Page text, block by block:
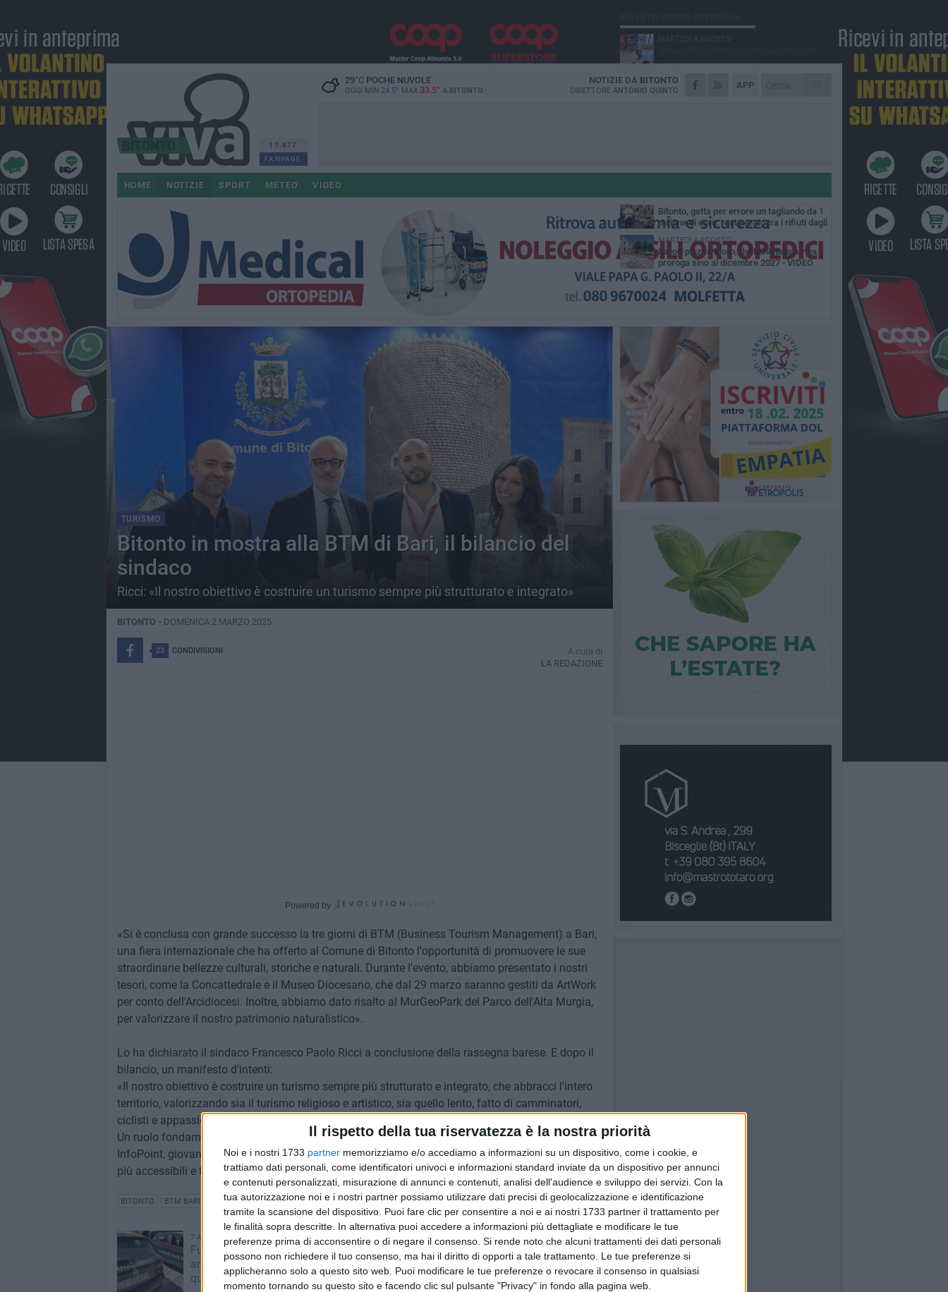
Il rispetto della tua riservatezza è la nostra priorità
Noi e i nostri 1733 partner memorizziamo e/o accediamo a informazioni su un dispositivo, come i cookie, e
trattiamo dati personali, come identificatori univoci e informazioni standard inviate da un dispositivo per annunci
e contenuti personalizzati, misurazione di annunci e contenuti, analisi dell'audience e sviluppo dei servizi. Con la
tua autorizzazione noi e i nostri partner possiamo utilizzare dati precisi di geolocalizzazione e identificazione
tramite la scansione del dispositivo. Puoi fare clic per consentire a noi e ai nostri 1733 partner il trattamento per
le finalità sopra descritte. In alternativa puoi accedere a informazioni più dettagliate e modificare le tue
preferenze prima di acconsentire o di negare il consenso. Si rende noto che alcuni trattamenti dei dati personali
possono non richiedere il tuo consenso, ma hai il diritto di opporti a tale trattamento. Le tue preferenze si
applicheranno solo a questo sito web. Puoi modificare le tue preferenze o revocare il consenso in qualsiasi
momento tornando su questo sito e facendo clic sul pulsante "Privacy" in fondo alla pagina web.
17.877
FANPAGE
29°CPOCHE NUVOLE
OGGI MIN 24.5° MAX 33.5° A BITONTO
APP
NOTIZIE DA BITONTO
DIRETTORE ANTONIO QUINTO
HOME NOTIZIE SPORT METEO VIDEO
TURISMO
Bitonto in mostra alla BTM di Bari, il bilancio del
sindaco
Ricci: «Il nostro obiettivo è costruire un turismo sempre più strutturato e integrato»
BITONTO - DOMENICA 2 MARZO 2025
23 CONDIVISIONI
A cura di
LA REDAZIONE
Powered by
«Si è conclusa con grande successo la tre giorni di BTM (Business Tourism Management) a Bari,
una fiera internazionale che ha offerto al Comune di Bitonto l'opportunità di promuovere le sue
straordinarie bellezze culturali, storiche e naturali. Durante l'evento, abbiamo presentato i nostri
tesori, come la Concattedrale e il Museo Diocesano, che dal 29 marzo saranno gestiti da ArtWork
per conto dell'Arcidiocesi. Inoltre, abbiamo dato risalto al MurGeoPark del Parco dell'Alta Murgia,
per valorizzare il nostro patrimonio naturalistico».
Lo ha dichiarato il sindaco Francesco Paolo Ricci a conclusione della rassegna barese. E dopo il
bilancio, un manifesto d'intenti:
«Il nostro obiettivo è costruire un turismo sempre più strutturato e integrato, che abbracci l'intero
territorio, valorizzando sia il turismo religioso e artistico, sia quello lento, fatto di camminatori,
ciclisti e appassionati.
Un ruolo fondamentale - ha concluso il primo cittadino - in questa visione lo gioca il nostro
InfoPoint, giovane, dinamico e al passo con i tempi, che ci aiuta a rendere le nostre risorse ancora
più accessibili e fruibili».
BITONTO BTM BARI
7 AGOSTO 2026
Furti e assalto al bancomat,
arrestato 30enne: deve scontare
quasi 10 anni
7 AGOSTO 2026
Piazza Aldo Moro, SI-AVS:
«Proroga della scadenza non
cancella ritardi del Comune»
rapina in un bar di Bitonto
DOMENICA 2 AGOSTO
Fratelli d'Italia Bitonto: «Vicinanza alla
Parcheggio interrato in piazza Marconi, SI:
MARTEDÌ 4 AGOSTO
Bitonto, getta per errore un tagliando da 1
milione di euro: recuperato tra i rifiuti dagli
operatori SANB
MARTEDÌ 4 AGOSTO
Lavori piazza Moro, dal Ministero arriva
proroga sino al dicembre 2027 - VIDEO